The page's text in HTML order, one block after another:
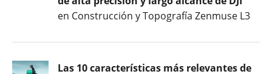
en Construcción y Topografía Zenmuse L3
Las 10 características más relevantes de